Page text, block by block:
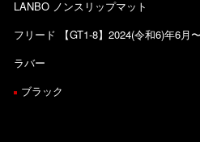
LANBO ノンスリップマット
フリード 【GT1-8】2024(令和6)年6月
ラバー
ブラック